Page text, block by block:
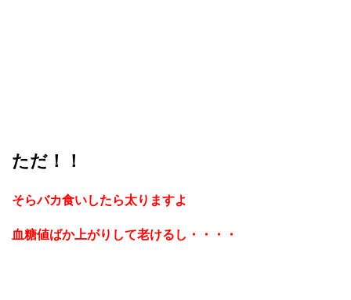
ただ！！
そらバカ食いしたら太りますよ
血糖値ばか上がりして老けるし・・・・